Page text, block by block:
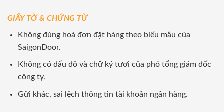
GIẤY TỜ & CHỨNG TỪ
Không đúng hoá đơn đặt hàng theo biểu mẫu của
SaigonDoor.
Không có dấu đỏ và chữ ký tươi của phó tổng giám đốc
công ty.
Gửi khác, sai lệch thông tin tài khoản ngân hàng.